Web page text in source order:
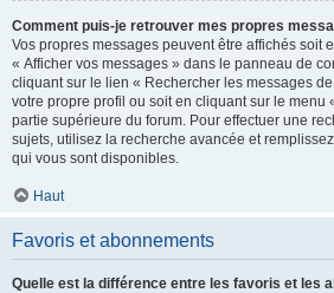
Comment puis-je retrouver mes propres
Vos propres messages peuvent être affichés soit
« Afficher vos messages » dans le panneau de
cliquant sur le lien « Rechercher les messages
votre propre profil ou soit en cliquant sur le menu
partie supérieure du forum. Pour effectuer une
sujets, utilisez la recherche avancée et
qui vous sont disponibles.
Haut
Favoris et abonnements
Quelle est la différence entre les favoris et les